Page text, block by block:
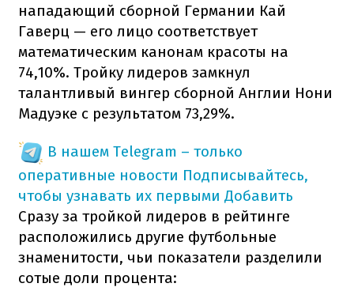
нападающий сборной Германии Кай
Гаверц — его лицо соответствует
математическим канонам красоты на
74,10%. Тройку лидеров замкнул
талантливый вингер сборной Англии Нони
Мадуэке с результатом 73,29%.
В нашем Telegram – только
оперативные новости Подписывайтесь,
чтобы узнавать их первыми Добавить
Сразу за тройкой лидеров в рейтинге
расположились другие футбольные
знаменитости, чьи показатели разделили
сотые доли процента: